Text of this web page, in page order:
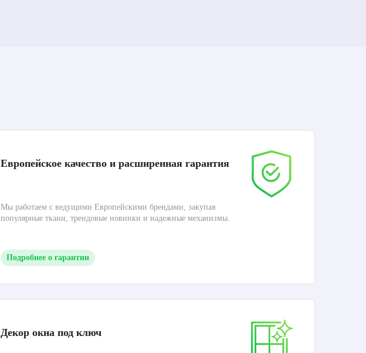
Европейское качество и расширенная гарантия
Мы работаем с ведущими Европейскими брендами, закупая
популярные ткани, трендовые новинки и надежные механизмы.
Подробнее о гарантии
Декор окна под ключ